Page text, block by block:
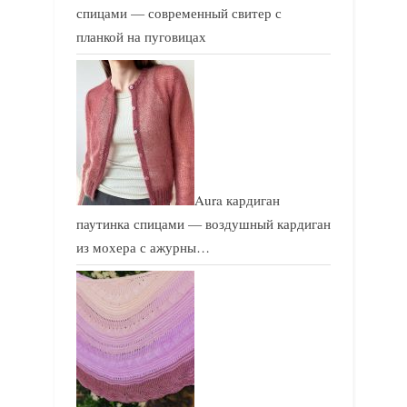
спицами — современный свитер с
планкой на пуговицах
Aura кардиган
паутинка спицами — воздушный кардиган
из мохера с ажурны…